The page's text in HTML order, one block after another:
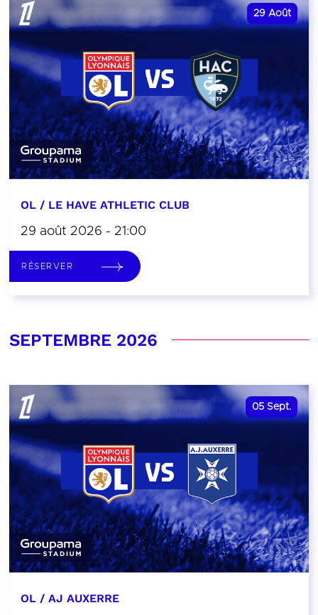
29 Août
OL / LE HAVE ATHLETIC CLUB
29 août 2026 - 21:00
RÉSERVER
SEPTEMBRE 2026
05 Sept.
OL / AJ AUXERRE